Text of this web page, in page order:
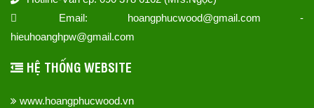
Email: hoangphucwood@gmail.com -
hieuhoanghpw@gmail.com
HỆ THỐNG WEBSITE
www.hoangphucwood.vn